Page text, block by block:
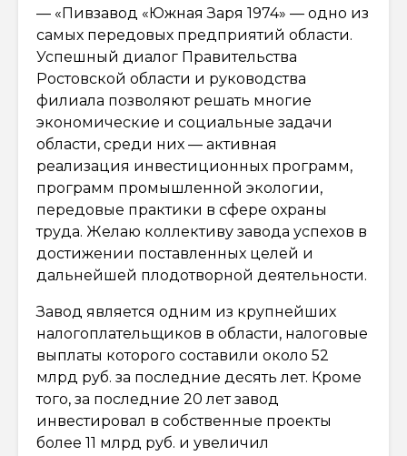
— «Пивзавод «Южная Заря 1974» — одно из
самых передовых предприятий области.
Успешный диалог Правительства
Ростовской области и руководства
филиала позволяют решать многие
экономические и социальные задачи
области, среди них — активная
реализация инвестиционных программ,
программ промышленной экологии,
передовые практики в сфере охраны
труда. Желаю коллективу завода успехов в
достижении поставленных целей и
дальнейшей плодотворной деятельности.
Завод является одним из крупнейших
налогоплательщиков в области, налоговые
выплаты которого составили около 52
млрд руб. за последние десять лет. Кроме
того, за последние 20 лет завод
инвестировал в собственные проекты
более 11 млрд руб. и увеличил